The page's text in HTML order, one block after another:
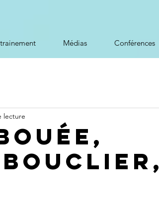
Médias Conférences
lecture